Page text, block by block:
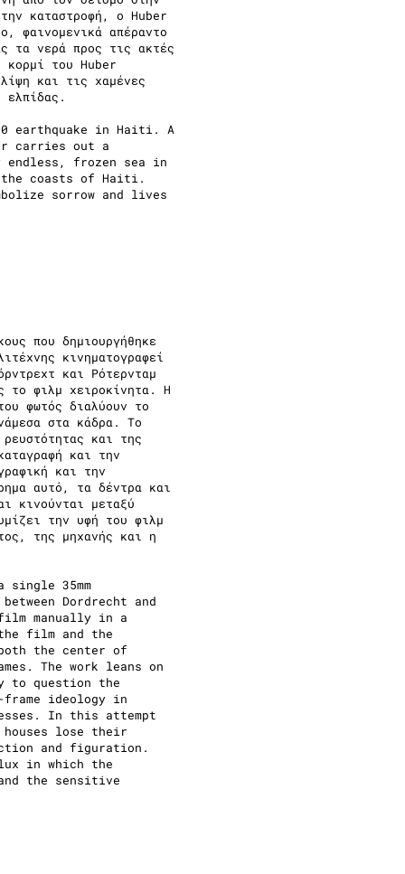
καταστροφή, ο Huber
φαινομενικά απέραντο
τα νερά προς τις ακτές
κορμί του Huber
και τις χαμένες
ελπίδας.
earthquake in Haiti. A
carries out a
endless, frozen sea in
coasts of Haiti.
sorrow and lives
που δημιουργήθηκε
κινηματογραφεί
και Ρότερνταμ
το φιλμ χειροκίνητα. Η
φωτός διαλύουν το
στα κάδρα. Το
και της
και την
και την
αυτό, τα δέντρα και
κινούνται μεταξύ
την υφή του φιλμ
της μηχανής και η
35mm
Dordrecht and
manually in a
film and the
the center of
The work leans on
to question the
ideology in
In this attempt
lose their
and figuration.
in which the
the sensitive